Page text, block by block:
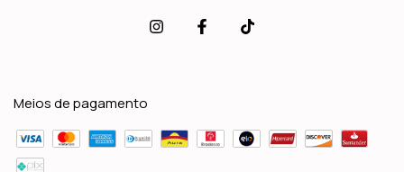
Meios de pagamento